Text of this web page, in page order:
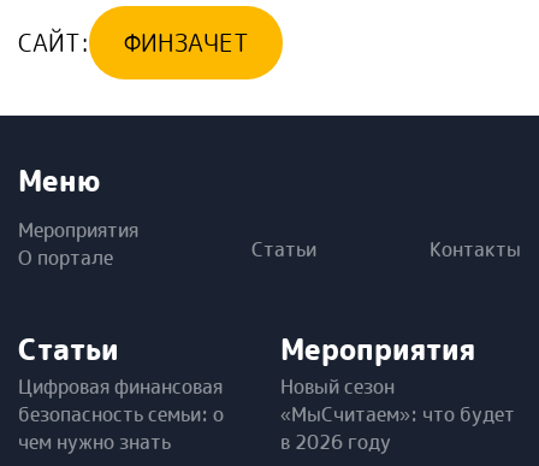
САЙТ: ФИНЗАЧЕТ
Меню
Мероприятия
О портале
Статьи Контакты
Статьи
Цифровая финансовая
безопасность семьи: о
чем нужно знать
Мероприятия
Новый сезон
«МыСчитаем»: что будет
в 2026 году